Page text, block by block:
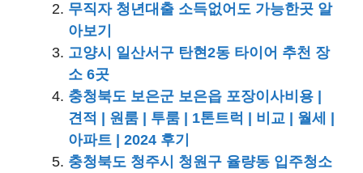
무직자 청년대출 소득없어도 가능한곳 알
아보기
고양시 일산서구 탄현2동 타이어 추천 장
소 6곳
충청북도 보은군 보은읍 포장이사비용 |
견적 | 원룸 | 투룸 | 1톤트럭 | 비교 | 월세 |
아파트 | 2024 후기
충청북도 청주시 청원구 율량동 입주청소